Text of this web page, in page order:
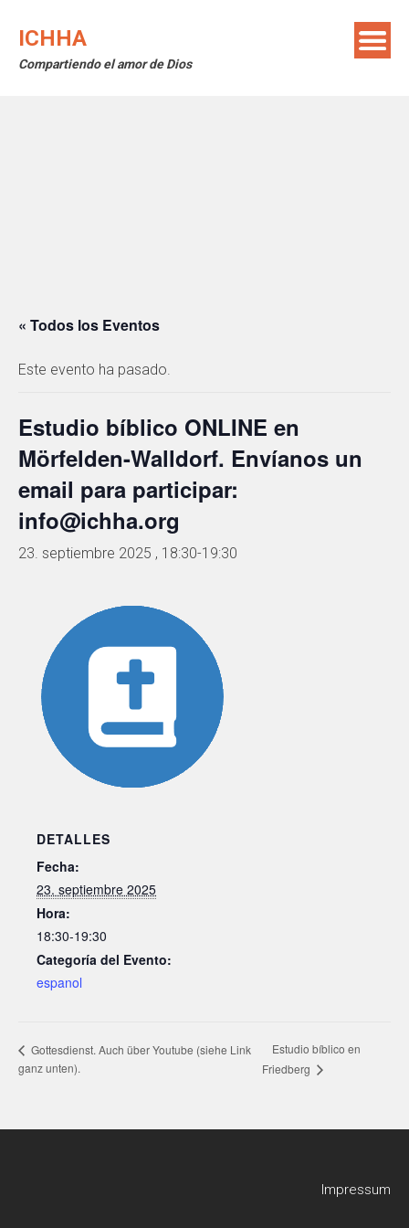
ICHHA
Compartiendo el amor de Dios
« Todos los Eventos
Este evento ha pasado.
Estudio bíblico ONLINE en
Mörfelden-Walldorf. Envíanos un
email para participar:
info@ichha.org
23. septiembre 2025 , 18:30-19:30
DETALLES
Fecha:
23. septiembre 2025
Hora:
18:30-19:30
Categoría del Evento:
espanol
Gottesdienst. Auch über Youtube (siehe Link
ganz unten).
Estudio bíblico en
Friedberg
Impressum